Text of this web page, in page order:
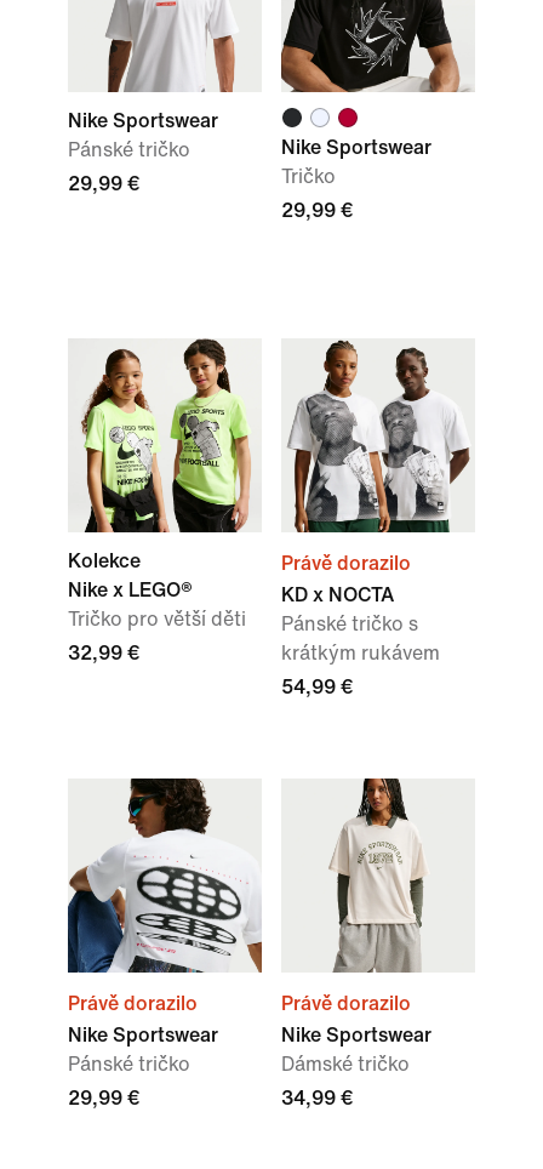
Nike Sportswear
Pánské tričko
29,99 €
Nike Sportswear
Tričko
29,99 €
Kolekce
Nike x LEGO®
Tričko pro větší děti
32,99 €
Právě dorazilo
KD x NOCTA
Pánské tričko s
krátkým rukávem
54,99 €
Právě dorazilo
Nike Sportswear
Pánské tričko
29,99 €
Právě dorazilo
Nike Sportswear
Dámské tričko
34,99 €